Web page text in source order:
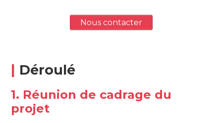
Nous contacter
Déroulé
1. Réunion de cadrage du
projet